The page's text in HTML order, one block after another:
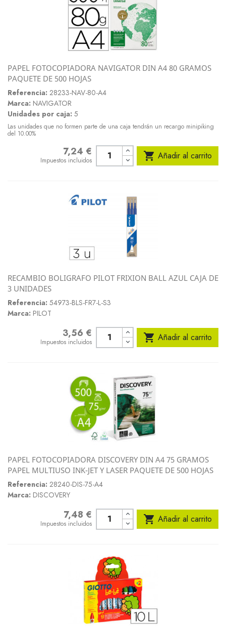
PAPEL FOTOCOPIADORA NAVIGATOR DIN A4 80 GRAMOS
PAQUETE DE 500 HOJAS
Referencia: 28233-NAV-80-A4
Marca: NAVIGATOR
Unidades por caja: 5
Las unidades que no formen parte de una caja tendrán un recargo minipiking
del 10.00%
7,24 €
Impuestos incluidos  Añadir al carrito
RECAMBIO BOLIGRAFO PILOT FRIXION BALL AZUL CAJA DE
3 UNIDADES
Referencia: 54973-BLS-FR7-L-S3
Marca: PILOT
3,56 €
Impuestos incluidos  Añadir al carrito
PAPEL FOTOCOPIADORA DISCOVERY DIN A4 75 GRAMOS
PAPEL MULTIUSO INK-JET Y LASER PAQUETE DE 500 HOJAS
Referencia: 28240-DIS-75-A4
Marca: DISCOVERY
7,48 €
Impuestos incluidos  Añadir al carrito